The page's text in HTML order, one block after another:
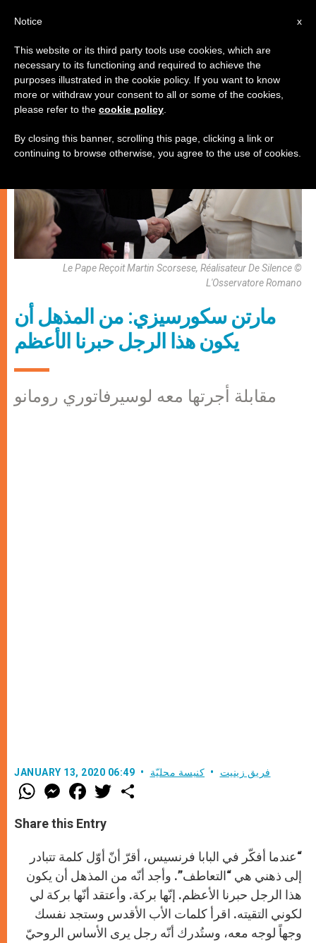
كنيسة محليّة
Le Pape Reçoit Martin Scorsese, Réalisateur De Silence ©
L'Osservatore Romano
مارتن سكورسيزي: من المذهل أن
يكون هذا الرجل حبرنا الأعظم
مقابلة أجرتها معه لوسيرفاتوري رومانو
JANUARY 13, 2020 06:49 فريق زينيت كنيسة محليّة
W
h
t
s
p
p
M
e
s
e
e
r
F
a
e
b
o
k
w
r
Share this Entry
“عندما أفكّر في البابا فرنسيس، أقرّ أنّ أوّل كلمة تتبادر
إلى ذهني هي “التعاطف”. وأجد أنّه من المذهل أن يكون
هذا الرجل حبرنا الأعظم. إنّها بركة. وأعتقد أنّها بركة لي
لكوني التقيته. اقرأ كلمات الأب الأقدس وستجد نفسك
وجهاً لوجه معه، وستُدرك أنّه رجل يرى الأساس الروحيّ
x
Notice
This website or its third party tools use cookies, which are
necessary to its functioning and required to achieve the
purposes illustrated in the cookie policy. If you want to know
more or withdraw your consent to all or some of the cookies,
please refer to the cookie policy
By closing this banner, scrolling this page, clicking a link or
continuing to browse otherwise, you agree to the use of cookies.